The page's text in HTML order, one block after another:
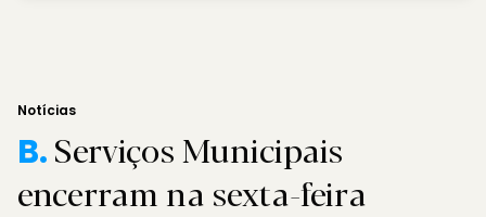
Notícias
B.Serviços Municipais
encerram na sexta-feira